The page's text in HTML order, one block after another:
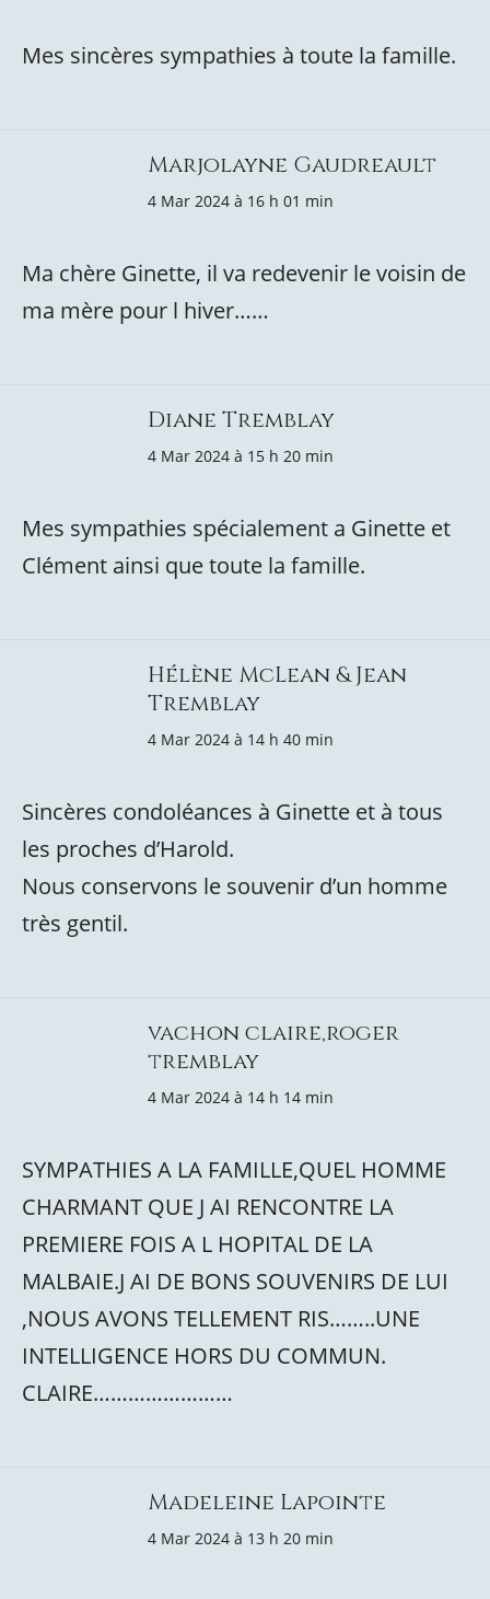
Mes sincères sympathies à toute la famille.
Marjolayne Gaudreault
4 Mar 2024 à 16 h 01 min
Ma chère Ginette, il va redevenir le voisin de
ma mère pour l hiver……
Diane Tremblay
4 Mar 2024 à 15 h 20 min
Mes sympathies spécialement a Ginette et
Clément ainsi que toute la famille.
Hélène McLean & Jean
Tremblay
4 Mar 2024 à 14 h 40 min
Sincères condoléances à Ginette et à tous
les proches d’Harold.
Nous conservons le souvenir d’un homme
très gentil.
vachon claire,roger
tremblay
4 Mar 2024 à 14 h 14 min
SYMPATHIES A LA FAMILLE,QUEL HOMME
CHARMANT QUE J AI RENCONTRE LA
PREMIERE FOIS A L HOPITAL DE LA
MALBAIE.J AI DE BONS SOUVENIRS DE LUI
,NOUS AVONS TELLEMENT RIS……..UNE
INTELLIGENCE HORS DU COMMUN.
CLAIRE……………………
Madeleine Lapointe
4 Mar 2024 à 13 h 20 min